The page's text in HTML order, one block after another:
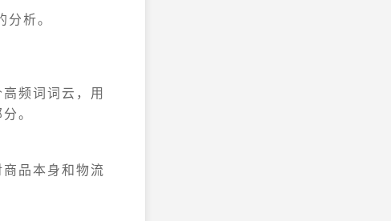
析。
频词词云，用
。
品本身和物流